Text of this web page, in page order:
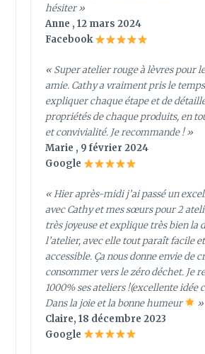
hésiter »
Anne , 12 mars 2024
Facebook
« Super atelier rouge à lèvres pour
amie. Cathy a vraiment pris le
expliquer chaque étape et de
propriétés de chaque produits, en
et convivialité. Je recommande ! »
Marie , 9 février 2024
Google
« Hier après-midi j’ai passé un
avec Cathy et mes sœurs pour 2
très joyeuse et explique très bien la
l’atelier, avec elle tout paraît facile
accessible. Ça nous donne envie de
consommer vers le zéro déchet. Je
1000% ses ateliers !(excellente idée
Dans la joie et la bonne humeur
»
Claire, 18 décembre 2023
Google